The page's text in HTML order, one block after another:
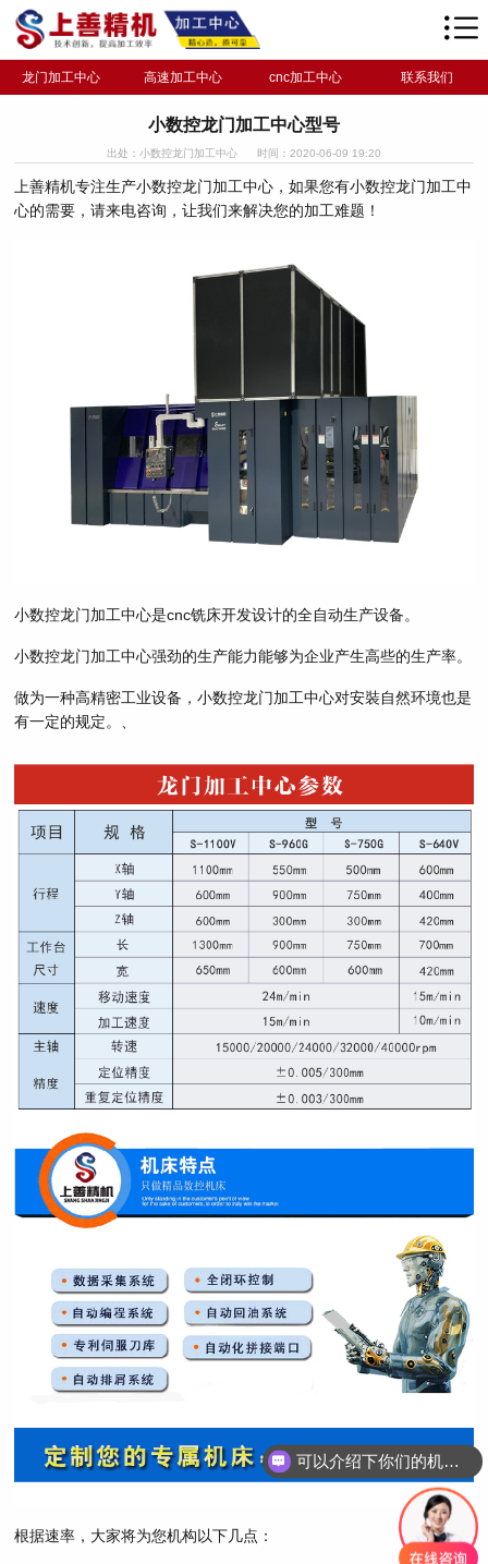
龙门加工中心 高速加工中心 cnc加工中心 联系我们
小数控龙门加工中心型号
出处：小数控龙门加工中心 时间：2020-06-09 19:20
上善精机专注生产小数控龙门加工中心，如果您有小数控龙门加工中
心的需要，请来电咨询，让我们来解决您的加工难题！
小数控龙门加工中心是cnc铣床开发设计的全自动生产设备。
小数控龙门加工中心强劲的生产能力能够为企业产生高些的生产率。
做为一种高精密工业设备，小数控龙门加工中心对安裝自然环境也是
有一定的规定。、
根据速率，大家将为您机构以下几点：
可以介绍下你们的机床吗？